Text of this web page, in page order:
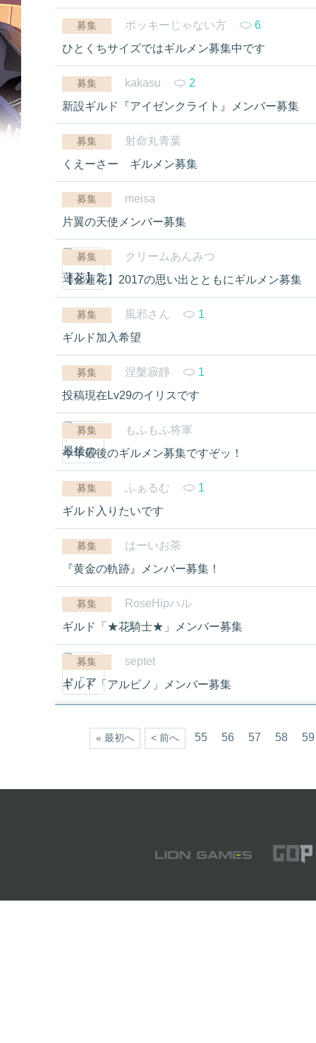
募集 ポッキーじゃない方
6
ひとくちサイズではギルメン募集中です
募集 kakasu
2
新設ギルド『アイゼンクライト』メンバー募集
募集
射命丸青葉
くえーさー ギルメン募集
募集
meisa
片翼の天使メンバー募集
募集
クリームあんみつ
【金蓮花】2017の思い出とともにギルメン募集
募集 風邪さん
1
ギルド加入希望
募集 涅槃寂靜
1
投稿現在Lv29のイリスです
募集
もふもふ将軍
今年最後のギルメン募集ですぞッ！
募集 ふぁるむ
1
ギルド入りたいです
募集
はーいお茶
『黄金の軌跡』メンバー募集！
募集
RoseHipハル
ギルド「★花騎士★」メンバー募集
募集
septet
ギルド「アルビノ」メンバー募集
« 最初へ < 前へ 55 56 57 58 59